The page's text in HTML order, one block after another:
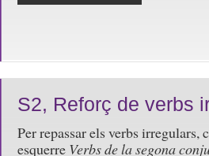
S2, Reforç de verbs
Per repassar els verbs irregulars,
esquerre Verbs de la segona